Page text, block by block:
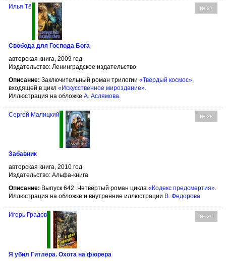
№ 37
Илья Тё
Свобода для Господа Бога
авторская книга, 2009 год
Издательство: Ленинградское издательство
Описание: Заключительный роман трилогии «Твёрдый космос»,
входящей в цикл «Искусственное мироздание».
Иллюстрация на обложке А. Аслямова.
№ 38
Сергей Малицкий
Забавник
авторская книга, 2010 год
Издательство: Альфа-книга
Описание: Выпуск 642. Четвёртый роман цикла «Кодекс предсмертия».
Иллюстрация на обложке и внутренние иллюстрации В. Федорова.
№ 39
Игорь Градов
Я убил Гитлера. Охота на фюрера